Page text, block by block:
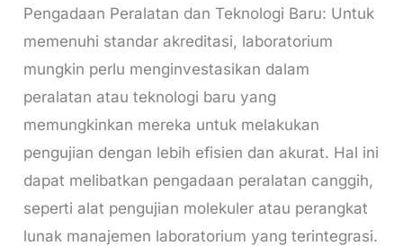
Pengadaan Peralatan dan Teknologi Baru: Untuk
memenuhi standar akreditasi, laboratorium
mungkin perlu menginvestasikan dalam
peralatan atau teknologi baru yang
memungkinkan mereka untuk melakukan
pengujian dengan lebih efisien dan akurat. Hal ini
dapat melibatkan pengadaan peralatan canggih,
seperti alat pengujian molekuler atau perangkat
lunak manajemen laboratorium yang terintegrasi.